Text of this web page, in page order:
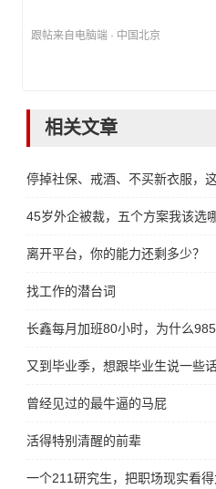
跟帖来自电脑端 · 中国北京
相关文章
停掉社保、戒酒、不买新衣服，
45岁外企被裁，五个方案我该选
离开平台，你的能力还剩多少？
找工作的潜台词
长鑫每月加班80小时，为什么
又到毕业季，想跟毕业生说一些
曾经见过的最牛逼的马屁
活得特别清醒的前辈
一个211研究生，把职场现实看